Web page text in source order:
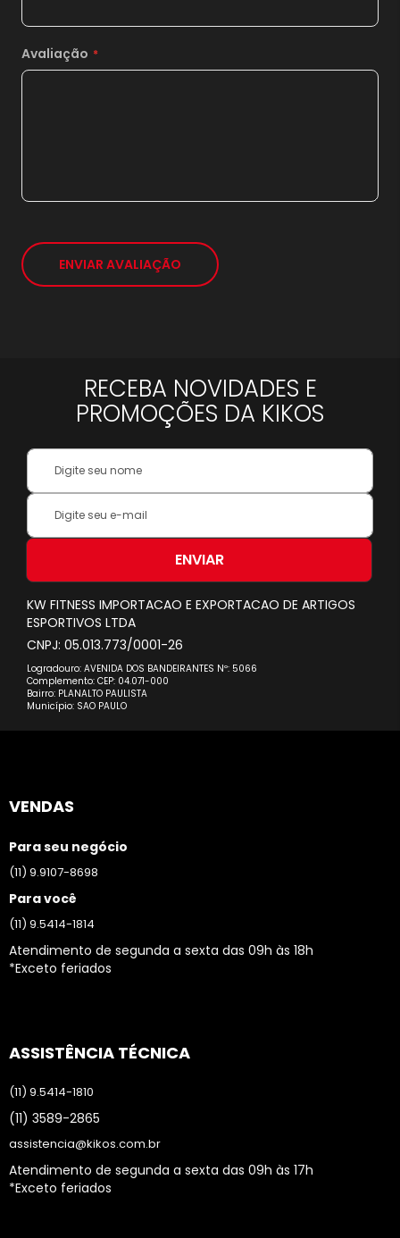
14xsem juros de
20xsem juros de
21xsem juros de
Avaliação
ENVIAR AVALIAÇÃO
RECEBA NOVIDADES E
PROMOÇÕES DA KIKOS
Your
Name:
Inscreva-
na
Newsletter:
ENVIAR
KW FITNESS IMPORTACAO E EXPORTACAO DE ARTIGOS
ESPORTIVOS LTDA
CNPJ: 05.013.773/0001-26
Logradouro: AVENIDA DOS BANDEIRANTES Nº: 5066
Complemento: CEP: 04.071-000
Bairro: PLANALTO PAULISTA
Município: SAO PAULO
VENDAS
Para seu negócio
(11) 9.9107-8698
Para você
(11) 9.5414-1814
Atendimento de segunda a sexta das 09h às 18h
*Exceto feriados
ASSISTÊNCIA TÉCNICA
(11) 9.5414-1810
(11) 3589-2865
assistencia@kikos.com.br
Atendimento de segunda a sexta das 09h às 17h
*Exceto feriados